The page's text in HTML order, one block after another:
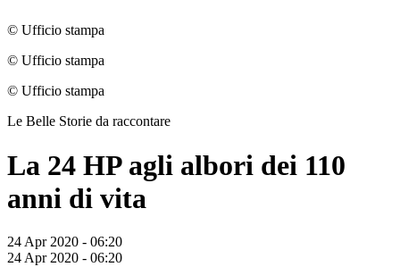
© Ufficio stampa
© Ufficio stampa
© Ufficio stampa
Le Belle Storie da raccontare
La 24 HP agli albori dei 110
anni di vita
24 Apr 2020 - 06:20
24 Apr 2020 - 06:20